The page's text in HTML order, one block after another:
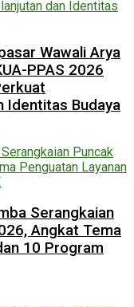
Wawali Arya
PPAS 2026
Identitas Budaya
Serangkaian
Angkat Tema
10 Program